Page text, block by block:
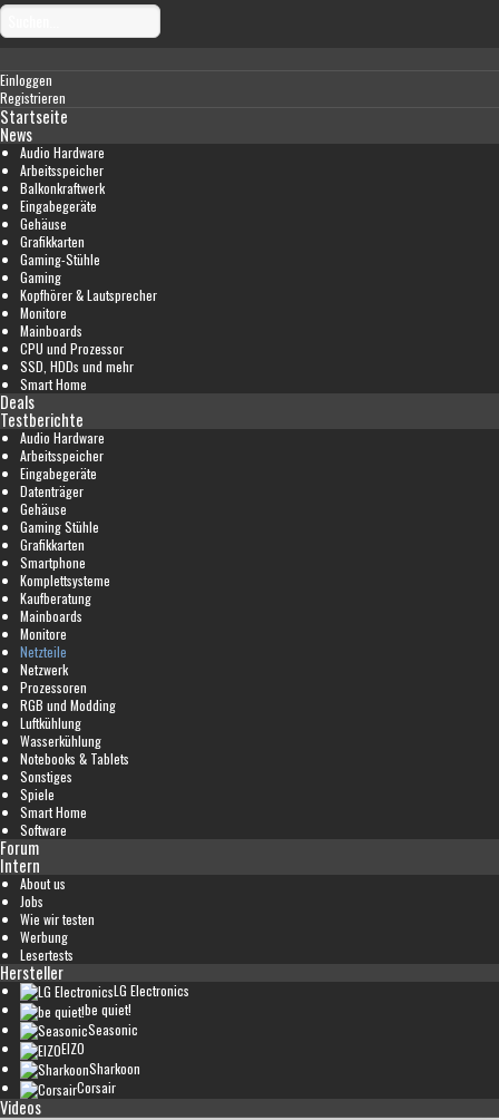
Einloggen
Registrieren
Startseite
News
Audio Hardware
Arbeitsspeicher
Balkonkraftwerk
Eingabegeräte
Gehäuse
Grafikkarten
Gaming-Stühle
Gaming
Kopfhörer & Lautsprecher
Monitore
Mainboards
CPU und Prozessor
SSD, HDDs und mehr
Smart Home
Deals
Testberichte
Audio Hardware
Arbeitsspeicher
Eingabegeräte
Datenträger
Gehäuse
Gaming Stühle
Grafikkarten
Smartphone
Komplettsysteme
Kaufberatung
Mainboards
Monitore
Netzteile
Netzwerk
Prozessoren
RGB und Modding
Luftkühlung
Wasserkühlung
Notebooks & Tablets
Sonstiges
Spiele
Smart Home
Software
Forum
Intern
About us
Jobs
Wie wir testen
Werbung
Lesertests
Hersteller
LG Electronics
be quiet!
Seasonic
EIZO
Sharkoon
Corsair
Videos